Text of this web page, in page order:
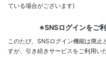
ている場合がございます)
※SNSログインをご
このたび、SNSログイン機能は廃止
すが、引き続きサービスをご利用い